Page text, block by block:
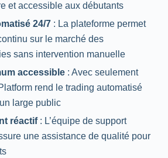
et accessible aux débutants
24/7: La plateforme permet
sur le marché des
sans intervention manuelle
accessible: Avec seulement
rend le trading automatisé
large public
réactif: L’équipe de support
une assistance de qualité pour